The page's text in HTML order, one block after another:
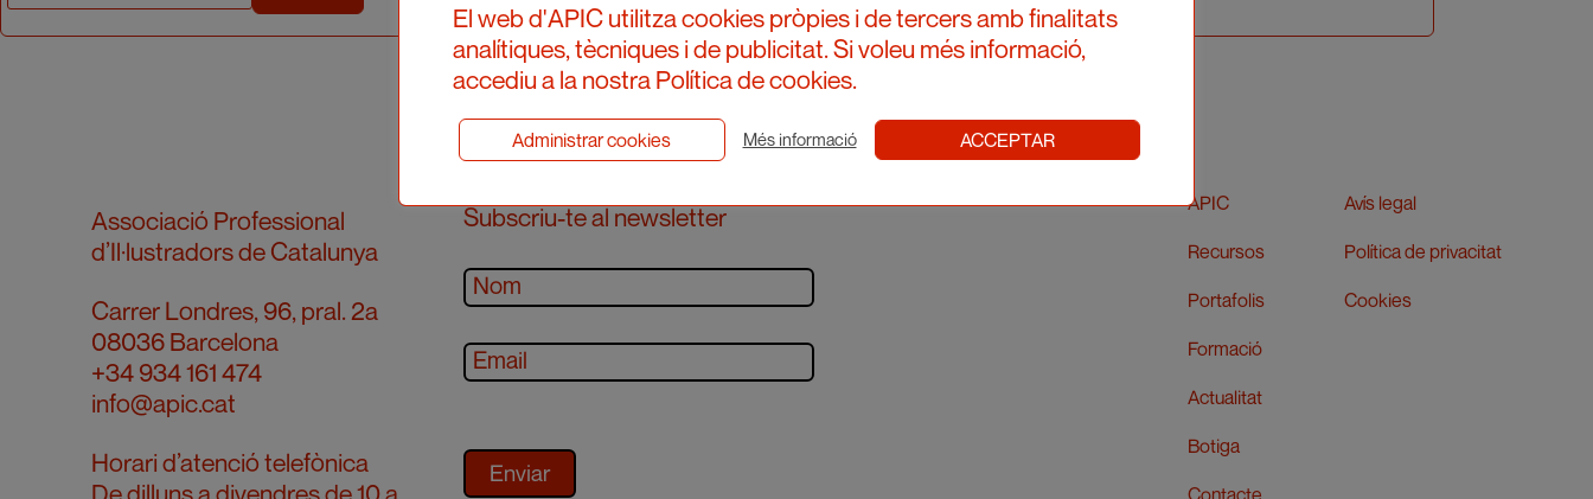
Associació Professional
d’Il·lustradors de Catalunya
Carrer Londres, 96, pral. 2a
08036 Barcelona
+34 934 161 474
info@apic.cat
Horari d’atenció telefònica
De dilluns a divendres de 10 a
Subscriu-te al newsletter APIC
Recursos
Portafolis
Formació
Actualitat
Botiga
Avís legal
Política de privacitat
Cookies
El web d'APIC utilitza cookies pròpies i de tercers amb finalitats
analítiques, tècniques i de publicitat. Si voleu més informació,
accediu a la nostra Política de cookies.
Administrar cookies Més informació ACCEPTAR